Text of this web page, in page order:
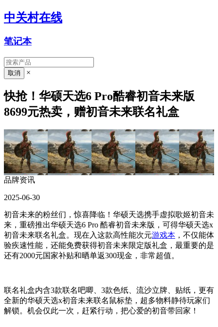
中关村在线
笔记本
×
快抢！华硕天选6 Pro酷睿初音未来版
8699元热卖，赠初音未来联名礼盒
品牌资讯
2025-06-30
初音未来的粉丝们，惊喜降临！华硕天选携手虚拟歌姬初音未
来，重磅推出华硕天选6 Pro 酷睿初音未来版，可得华硕天选x
初音未来联名礼盒。现在入这款高性能次元游戏本 ，不仅能体
验疾速性能，还能免费获得初音未来限定版礼盒，最重要的是
还有2000元国家补贴和晒单返300现金，非常超值。
联名礼盒内含3款联名吧唧、3款色纸、流沙立牌、贴纸，更有
全新的华硕天选x初音未来联名鼠标垫，超多物料静待玩家们
解锁。机会仅此一次，赶紧行动，把心爱的初音带回家！